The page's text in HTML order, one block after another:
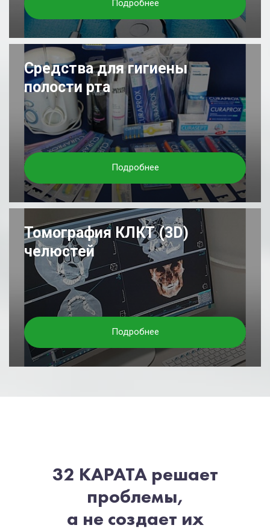
Подробнее
Средства для гигиены
полости рта
Подробнее
Томография КЛКТ (3D)
челюстей
Подробнее
32 КАРАТА решает
проблемы,
а не создает их